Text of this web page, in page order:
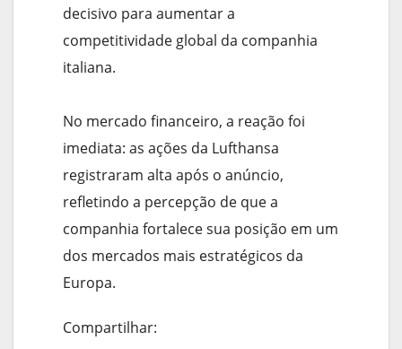
decisivo para aumentar a
competitividade global da companhia
italiana.
No mercado financeiro, a reação foi
imediata: as ações da Lufthansa
registraram alta após o anúncio,
refletindo a percepção de que a
companhia fortalece sua posição em um
dos mercados mais estratégicos da
Europa.
Compartilhar: